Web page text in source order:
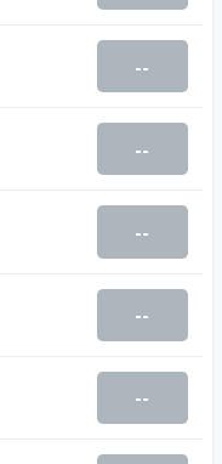
--
--
--
--
--